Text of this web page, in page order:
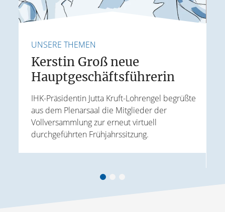
UNSERE THEMEN
Kerstin Groß neue
Hauptgeschäftsführerin
IHK-Präsidentin Jutta Kruft-Lohrengel begrüßte
aus dem Plenarsaal die Mitglieder der
Vollversammlung zur erneut virtuell
durchgeführten Frühjahrssitzung.